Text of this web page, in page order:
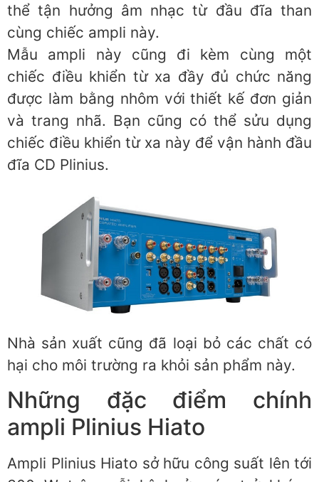
thể tận hưởng âm nhạc từ đầu đĩa than
cùng chiếc ampli này.
Mẫu ampli này cũng đi kèm cùng một
chiếc điều khiển từ xa đầy đủ chức năng
được làm bằng nhôm với thiết kế đơn giản
và trang nhã. Bạn cũng có thể sửu dụng
chiếc điều khiển từ xa này để vận hành đầu
đĩa CD Plinius.
Nhà sản xuất cũng đã loại bỏ các chất có
hại cho môi trường ra khỏi sản phẩm này.
Những đặc điểm chính
ampli Plinius Hiato
Ampli Plinius Hiato sở hữu công suất lên tới